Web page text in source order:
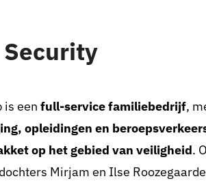
is een full-service familiebedrijf,
opleidingen en
op het gebied van veiligheid.
Mirjam en Ilse